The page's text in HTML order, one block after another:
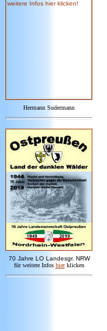
Hermann Sudermann
70 Jahre LO Landesgr. NRW
für weitere Infos hier klicken